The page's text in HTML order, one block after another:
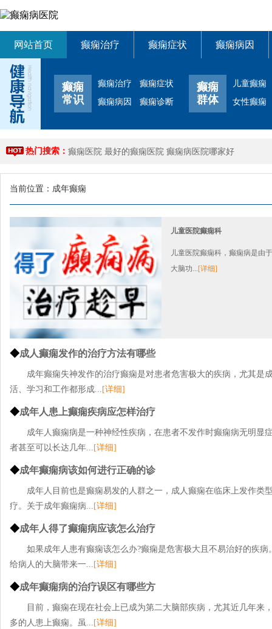
网站首页 癫痫治疗 癫痫症状 癫痫病因
癫痫
常识
癫痫治疗
癫痫症状
癫痫病因
癫痫诊断
癫痫
群体
儿童癫痫
女性癫痫
热门搜索： 癫痫医院 最好的癫痫医院 癫痫病医院哪家好
当前位置： 成年癫痫
儿童医院癫痫科
儿童医院癫痫科，癫痫病是由
大脑功...[详细]
◆成人癫痫发作的治疗方法有哪些
成年癫痫失神发作的治疗癫痫是对患者危害极大的疾病，尤其是
活、学习和工作都形成... [详细]
◆成年人患上癫痫疾病应怎样治疗
成年人癫痫病是一种神经性疾病，在患者不发作时癫痫病无明显
者甚至可以长达几年... [详细]
◆成年癫痫病该如何进行正确的诊
成年人目前也是癫痫易发的人群之一，成人癫痫在临床上发作类
疗。关于成年癫痫病... [详细]
◆成年人得了癫痫病应该怎么治疗
如果成年人患有癫痫该怎么办?癫痫是危害极大且不易治好的疾
给病人的大脑带来一... [详细]
◆成年癫痫病的治疗误区有哪些方
目前，癫痫在现在社会上已成为第二大脑部疾病，尤其近几年来
多的人患上癫痫。虽... [详细]